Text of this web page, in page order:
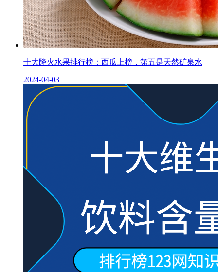
十大降火水果排行榜：西瓜上榜，第五是天然矿泉水
2024-04-03